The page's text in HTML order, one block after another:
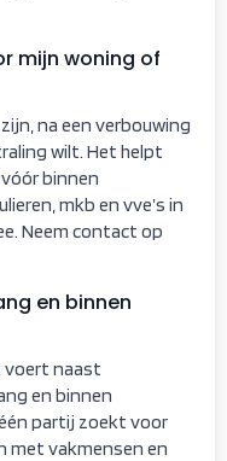
mijn woning of
na een verbouwing
wilt. Het helpt
binnen
mkb en vve’s in
Neem contact op
en binnen
voert naast
en binnen
partij zoekt voor
met vakmensen en